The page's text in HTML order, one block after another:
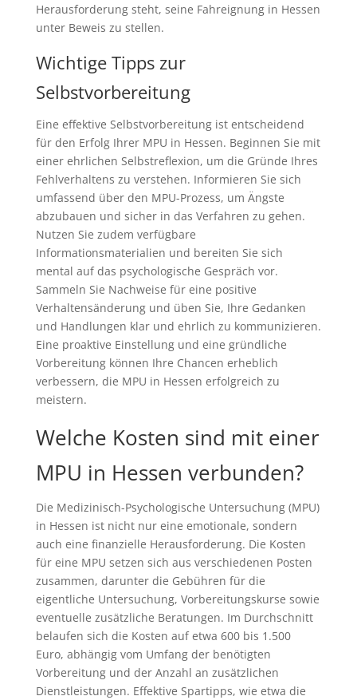
Herausforderung steht, seine Fahreignung in Hessen
unter Beweis zu stellen.
Wichtige Tipps zur
Selbstvorbereitung
Eine effektive Selbstvorbereitung ist entscheidend
für den Erfolg Ihrer MPU in Hessen. Beginnen Sie mit
einer ehrlichen Selbstreflexion, um die Gründe Ihres
Fehlverhaltens zu verstehen. Informieren Sie sich
umfassend über den MPU-Prozess, um Ängste
abzubauen und sicher in das Verfahren zu gehen.
Nutzen Sie zudem verfügbare
Informationsmaterialien und bereiten Sie sich
mental auf das psychologische Gespräch vor.
Sammeln Sie Nachweise für eine positive
Verhaltensänderung und üben Sie, Ihre Gedanken
und Handlungen klar und ehrlich zu kommunizieren.
Eine proaktive Einstellung und eine gründliche
Vorbereitung können Ihre Chancen erheblich
verbessern, die MPU in Hessen erfolgreich zu
meistern.
Welche Kosten sind mit einer
MPU in Hessen verbunden?
Die Medizinisch-Psychologische Untersuchung (MPU)
in Hessen ist nicht nur eine emotionale, sondern
auch eine finanzielle Herausforderung. Die Kosten
für eine MPU setzen sich aus verschiedenen Posten
zusammen, darunter die Gebühren für die
eigentliche Untersuchung, Vorbereitungskurse sowie
eventuelle zusätzliche Beratungen. Im Durchschnitt
belaufen sich die Kosten auf etwa 600 bis 1.500
Euro, abhängig vom Umfang der benötigten
Vorbereitung und der Anzahl an zusätzlichen
Dienstleistungen. Effektive Spartipps, wie etwa die